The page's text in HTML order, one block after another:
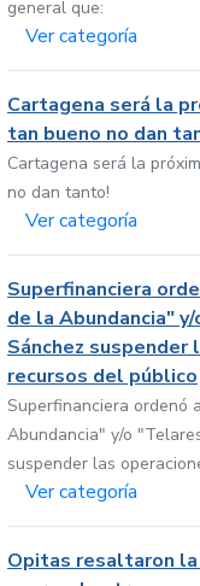
general que:
Ver categoría
Cartagena será la
tan bueno no dan
Cartagena será la
no dan tanto!
Ver categoría
Superfinanciera
de la Abundancia"
Sánchez
recursos del público
Superfinanciera ordenó
Abundancia" y/o
suspender las
Ver categoría
Opitas resaltaron